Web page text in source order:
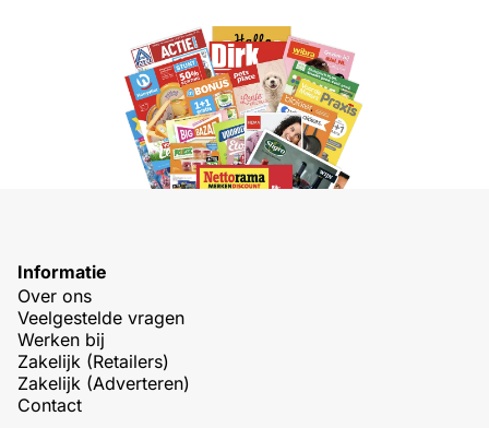
Informatie
Over ons
Veelgestelde vragen
Werken bij
Zakelijk (Retailers)
Zakelijk (Adverteren)
Contact